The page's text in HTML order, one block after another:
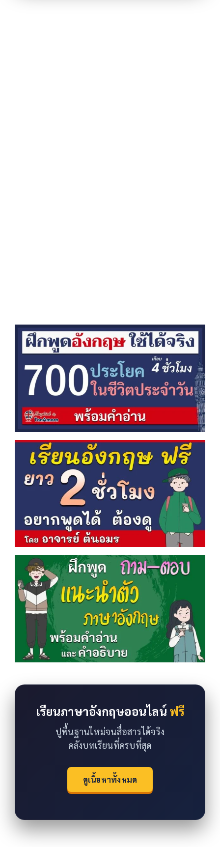
เรียนภาษาอังกฤษออนไลน์ ฟรี
ปูพื้นฐานใหม่จนสื่อสารได้จริง
คลังบทเรียนที่ครบที่สุด
ดูเนื้อหาทั้งหมด